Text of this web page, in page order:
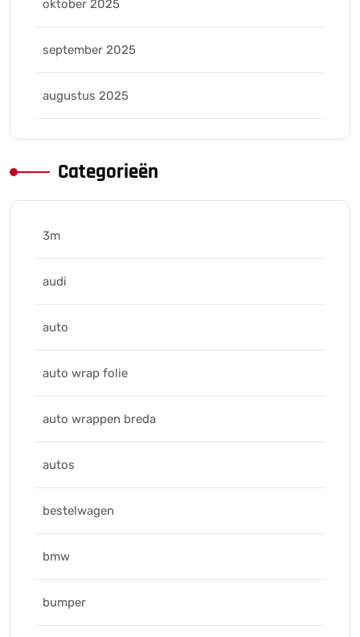
oktober 2025
september 2025
augustus 2025
Categorieën
3m
audi
auto
auto wrap folie
auto wrappen breda
autos
bestelwagen
bmw
bumper